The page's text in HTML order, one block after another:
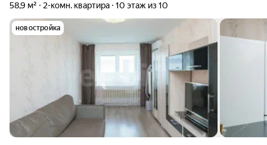
58,9 м² 2-комн. квартира 10 этаж из 10
новостройка